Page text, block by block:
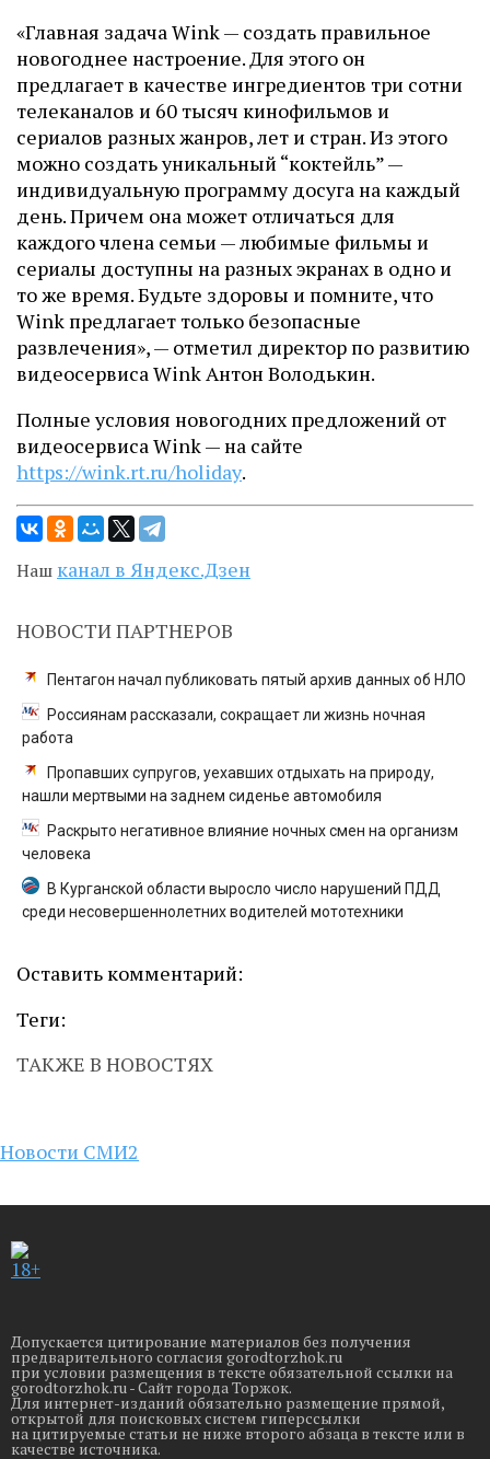
«Главная задача Wink — создать правильное
новогоднее настроение. Для этого он
предлагает в качестве ингредиентов три сотни
телеканалов и 60 тысяч кинофильмов и
сериалов разных жанров, лет и стран. Из этого
можно создать уникальный “коктейль” —
индивидуальную программу досуга на каждый
день. Причем она может отличаться для
каждого члена семьи — любимые фильмы и
сериалы доступны на разных экранах в одно и
то же время. Будьте здоровы и помните, что
Wink предлагает только безопасные
развлечения», — отметил директор по развитию
видеосервиса Wink Антон Володькин.
Полные условия новогодних предложений от
видеосервиса Wink — на сайте
https://wink.rt.ru/holiday.
Наш канал в Яндекс.Дзен
НОВОСТИ ПАРТНЕРОВ
Пентагон начал публиковать пятый архив данных об НЛО
Россиянам рассказали, сокращает ли жизнь ночная
работа
Пропавших супругов, уехавших отдыхать на природу,
нашли мертвыми на заднем сиденье автомобиля
Раскрыто негативное влияние ночных смен на организм
человека
В Курганской области выросло число нарушений ПДД
среди несовершеннолетних водителей мототехники
Оставить комментарий:
Теги:
ТАКЖЕ В НОВОСТЯХ
Новости СМИ2
18+
Допускается цитирование материалов без получения
предварительного согласия gorodtorzhok.ru
при условии размещения в тексте обязательной ссылки на
gorodtorzhok.ru - Сайт города Торжок.
Для интернет-изданий обязательно размещение прямой,
открытой для поисковых систем гиперссылки
на цитируемые статьи не ниже второго абзаца в тексте или в
качестве источника.